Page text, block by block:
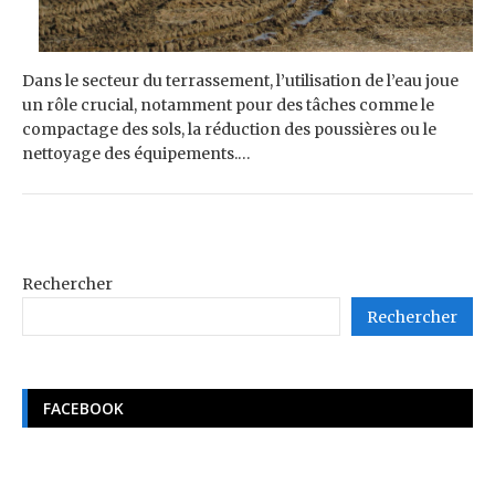
Dans le secteur du terrassement, l’utilisation de l’eau joue
un rôle crucial, notamment pour des tâches comme le
compactage des sols, la réduction des poussières ou le
nettoyage des équipements.…
Rechercher
Rechercher
FACEBOOK